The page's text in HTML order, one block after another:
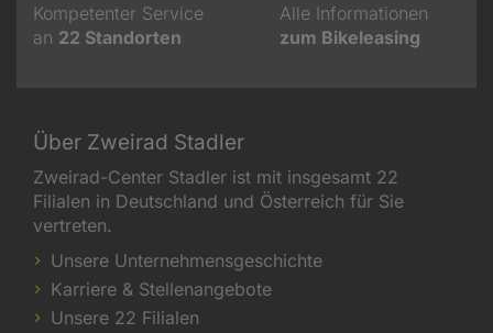
Kompetenter Service
an 22 Standorten
Alle Informationen
zum Bikeleasing
Über Zweirad Stadler
Zweirad-Center Stadler ist mit insgesamt 22
Filialen in Deutschland und Österreich für Sie
vertreten.
Unsere Unternehmensgeschichte
Karriere & Stellenangebote
Unsere 22 Filialen